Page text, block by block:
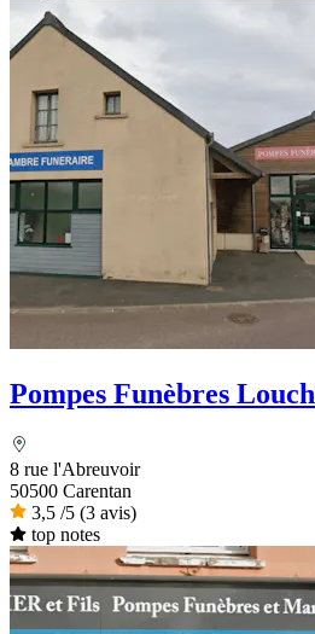
Pompes Funèbres
8 rue l'Abreuvoir
50500 Carentan
3,5 /5 (3 avis)
top notes